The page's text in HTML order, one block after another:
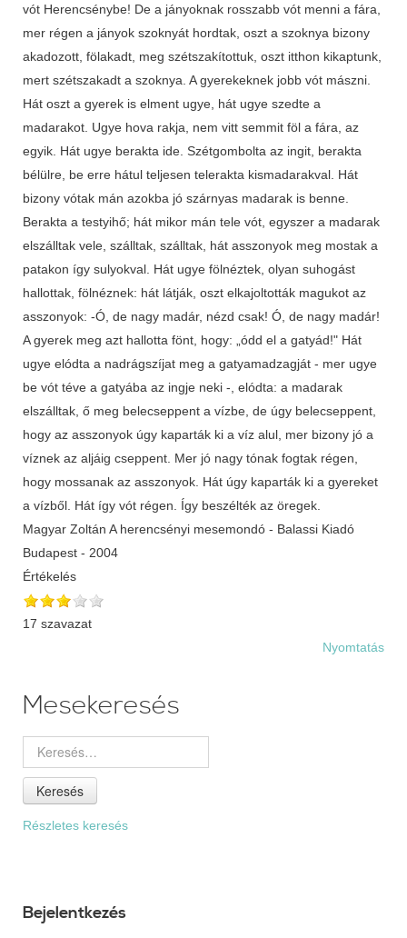
vót Herencsénybe! De a jányoknak rosszabb vót menni a fára,
mer régen a jányok szoknyát hordtak, oszt a szoknya bizony
akadozott, fölakadt, meg szétszakítottuk, oszt itthon kikaptunk,
mert szétszakadt a szoknya. A gyerekeknek jobb vót mászni.
Hát oszt a gyerek is elment ugye, hát ugye szedte a
madarakot. Ugye hova rakja, nem vitt semmit föl a fára, az
egyik. Hát ugye berakta ide. Szétgombolta az ingit, berakta
bélülre, be erre hátul teljesen telerakta kismadarakval. Hát
bizony vótak mán azokba jó szárnyas madarak is benne.
Berakta a testyihő; hát mikor mán tele vót, egyszer a madarak
elszálltak vele, szálltak, szálltak, hát asszonyok meg mostak a
patakon így sulyokval. Hát ugye fölnéztek, olyan suhogást
hallottak, fölnéznek: hát látják, oszt elkajoltották magukot az
asszonyok: -Ó, de nagy madár, nézd csak! Ó, de nagy madár!
A gyerek meg azt hallotta fönt, hogy: „ódd el a gatyád!" Hát
ugye elódta a nadrágszíjat meg a gatyamadzagját - mer ugye
be vót téve a gatyába az ingje neki -, elódta: a madarak
elszálltak, ő meg belecseppent a vízbe, de úgy belecseppent,
hogy az asszonyok úgy kaparták ki a víz alul, mer bizony jó a
víznek az aljáig cseppent. Mer jó nagy tónak fogtak régen,
hogy mossanak az asszonyok. Hát úgy kaparták ki a gyereket
a vízből. Hát így vót régen. Így beszélték az öregek.
Magyar Zoltán A herencsényi mesemondó - Balassi Kiadó
Budapest - 2004
Értékelés
17 szavazat
Nyomtatás
Mesekeresés
Keresés
Részletes keresés
Bejelentkezés